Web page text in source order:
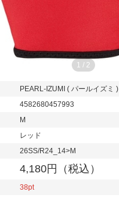
1 / 2
PEARL-IZUMI ( パールイズミ )
4582680457993
M
レッド
26SS/R24_14>M
4,180円（税込）
38